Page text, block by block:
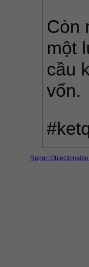
Còn
một
cầu
vốn.
Report